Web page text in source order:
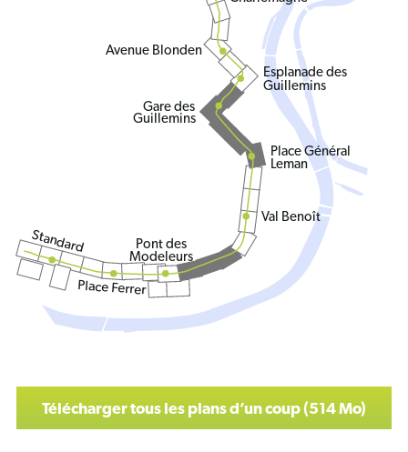
Standard
Place Ferrer
Pont des
Modeleurs
Val Benoît
Place Général
Leman
Gare des
Guillemins
Esplanade des
Guillemins
Avenue Blonden
Télécharger tous les plans d’un coup (514 Mo)